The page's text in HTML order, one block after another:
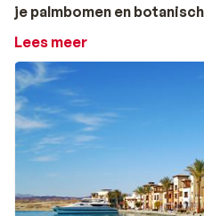
je palmbomen en
Port Ghalib is een ware
Snorkelen, snorkelen en
Ben je in Port Ghalib dan
induiken en de
met kraakhelder water
namelijk de één na
Lees meer